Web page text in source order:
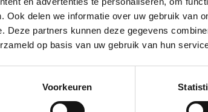
Ook delen we informatie over uw gebruik van
Deze partners kunnen deze gegevens
op basis van uw gebruik van hun
Voorkeuren
Brug
en inspirerende showtuinen helpen we je